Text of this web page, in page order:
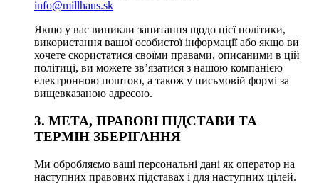
info@millhaus.sk
Якщо у вас виникли запитання щодо цієї політики,
використання вашої особистої інформації або якщо ви
хочете скористатися своїми правами, описаними в цій
політиці, ви можете зв’язатися з нашою компанією
електронною поштою, а також у письмовій формі за
вищевказаною адресою.
3. МЕТА, ПРАВОВІ ПІДСТАВИ ТА
ТЕРМІН ЗБЕРІГАННЯ
Ми обробляємо ваші персональні дані як оператор на
наступних правових підставах і для наступних цілей.